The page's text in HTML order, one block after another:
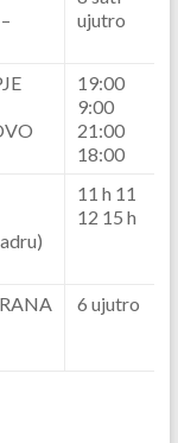
ujutro
19:00
9:00
21:00
18:00
11 h 11
12 15 h
6 ujutro